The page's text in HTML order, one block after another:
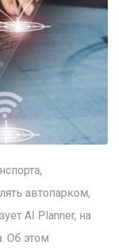
автопарком,
AI Planner, на
Об этом